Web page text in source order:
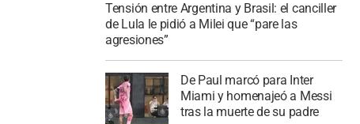
Tensión entre Argentina y Brasil: el canciller
de Lula le pidió a Milei que “pare las
agresiones”
De Paul marcó para Inter
Miami y homenajeó a Messi
tras la muerte de su padre